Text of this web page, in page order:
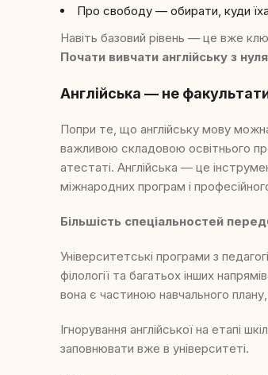
Про свободу — обирати, куди
Навіть базовий рівень — це вже
Почати вивчати англійську з нуля
Англійська — не
Попри те, що англійську мову
важливою складовою освітнього
атестаті. Англійська — це
міжнародних програм і
Більшість спеціальностей
Університетські програми з
філології та багатьох інших
вона є частиною навчального
Ігнорування англійської на етапі
заповнювати вже в університеті.